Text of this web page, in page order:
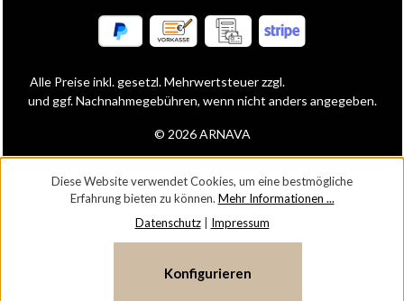
© 2026 ARNAVA
Alle Preise inkl. gesetzl. Mehrwertsteuer zzgl.
und ggf. Nachnahmegebühren, wenn nicht anders angegeben.
Diese Website verwendet Cookies, um eine bestmögliche
Erfahrung bieten zu können. Mehr Informationen ...
Datenschutz| Impressum
Konfigurieren